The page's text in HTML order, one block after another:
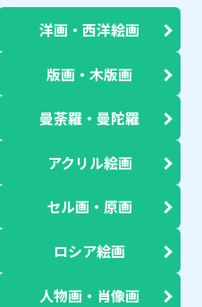
洋画・西洋絵画
版画・木版画
曼荼羅・曼陀羅
アクリル絵画
セル画・原画
ロシア絵画
人物画・肖像画